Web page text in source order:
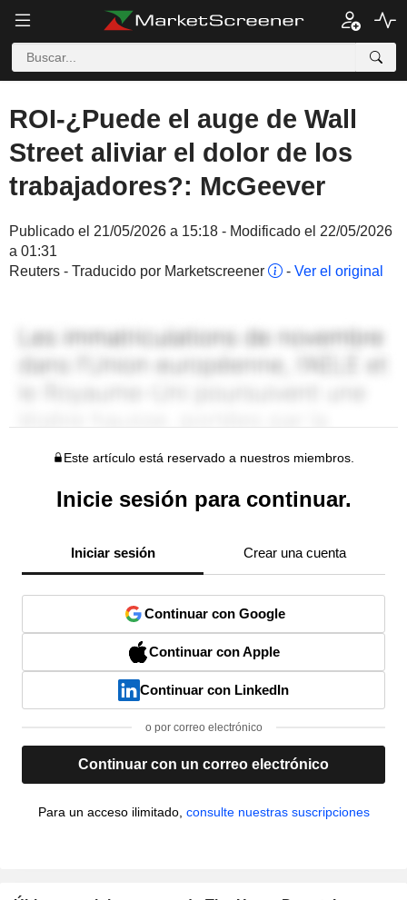
ROI-¿Puede el auge de Wall
Street aliviar el dolor de los
trabajadores?: McGeever
Publicado el 21/05/2026 a 15:18 - Modificado el 22/05/2026
a 01:31
Reuters - Traducido por Marketscreener
- Ver el original
Este artículo está reservado a nuestros miembros.
Inicie sesión para continuar.
Iniciar sesión Crear una cuenta
Continuar con Google
Continuar con Apple
Continuar con LinkedIn
o por correo electrónico
Continuar con un correo electrónico
Para un acceso ilimitado, consulte nuestras suscripciones